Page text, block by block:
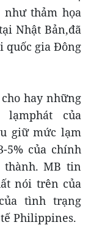
như thảm họa
Nhật Bản,đã
quốc gia Đông
hay những
của
giữ mức lạm
5% của chính
thành. MB tin
nói trên của
tình trạng
Philippines.